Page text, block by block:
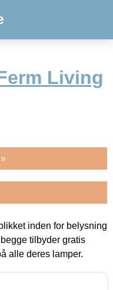
Living
inden for belysning
tilbyder gratis
alle deres lamper.